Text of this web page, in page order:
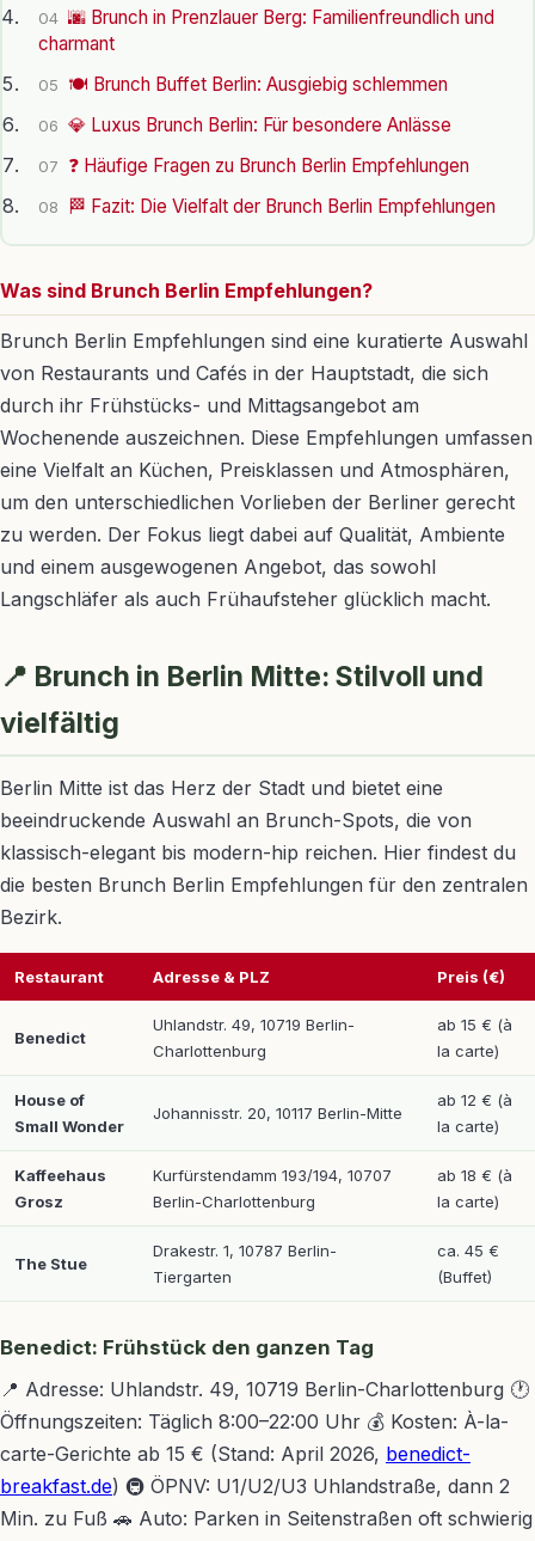
04 🌆 Brunch in Prenzlauer Berg: Familienfreundlich und
charmant
05 🍽️ Brunch Buffet Berlin: Ausgiebig schlemmen
06 💎 Luxus Brunch Berlin: Für besondere Anlässe
07 ❓ Häufige Fragen zu Brunch Berlin Empfehlungen
08 🏁 Fazit: Die Vielfalt der Brunch Berlin Empfehlungen
Was sind Brunch Berlin Empfehlungen?
Brunch Berlin Empfehlungen sind eine kuratierte Auswahl
von Restaurants und Cafés in der Hauptstadt, die sich
durch ihr Frühstücks- und Mittagsangebot am
Wochenende auszeichnen. Diese Empfehlungen umfassen
eine Vielfalt an Küchen, Preisklassen und Atmosphären,
um den unterschiedlichen Vorlieben der Berliner gerecht
zu werden. Der Fokus liegt dabei auf Qualität, Ambiente
und einem ausgewogenen Angebot, das sowohl
Langschläfer als auch Frühaufsteher glücklich macht.
📍 Brunch in Berlin Mitte: Stilvoll und
vielfältig
Berlin Mitte ist das Herz der Stadt und bietet eine
beeindruckende Auswahl an Brunch-Spots, die von
klassisch-elegant bis modern-hip reichen. Hier findest du
die besten Brunch Berlin Empfehlungen für den zentralen
Bezirk.
Restaurant Adresse & PLZ Preis (€)
Benedict
Uhlandstr. 49, 10719 Berlin-
Charlottenburg
ab 15 € (à
la carte)
House of
Small Wonder
Johannisstr. 20, 10117 Berlin-Mitte
ab 12 € (à
la carte)
Kaffeehaus
Grosz
Kurfürstendamm 193/194, 10707
Berlin-Charlottenburg
ab 18 € (à
la carte)
The Stue
Drakestr. 1, 10787 Berlin-
Tiergarten
ca. 45 €
(Buffet)
Benedict: Frühstück den ganzen Tag
📍 Adresse: Uhlandstr. 49, 10719 Berlin-Charlottenburg 🕐
Öffnungszeiten: Täglich 8:00–22:00 Uhr 💰 Kosten: À-la-
carte-Gerichte ab 15 € (Stand: April 2026, benedict-
breakfast.de) 🚇 ÖPNV: U1/U2/U3 Uhlandstraße, dann 2
Min. zu Fuß 🚗 Auto: Parken in Seitenstraßen oft schwierig